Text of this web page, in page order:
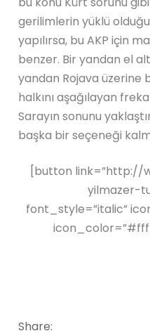
gerilimlerin yüklü
yapılırsa, bu AKP için
benzer. Bir yandan el
yandan Rojava üzerine
halkını aşağılayan
Sarayın sonunu
başka bir seçeneği
[button link=”http://
yilmazer-
font_style=”italic”
Share: